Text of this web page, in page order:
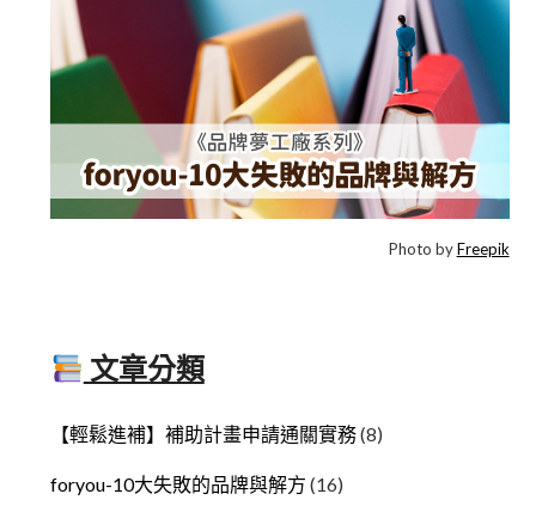
Photo byFreepik
文章分類
【輕鬆進補】補助計畫申請通關實務(8)
foryou-10大失敗的品牌與解方 (16)